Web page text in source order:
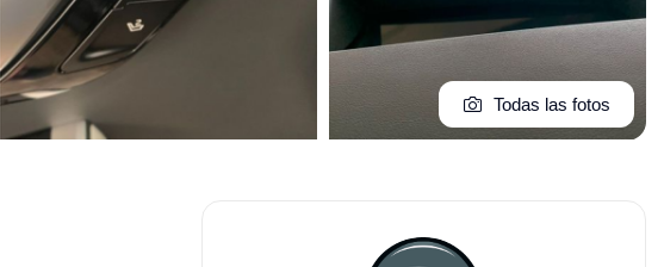
Todas las fotos